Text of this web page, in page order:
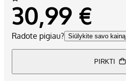
30,99 €
Radote pigiau? Siūlykite savo kainą
PIRKTI